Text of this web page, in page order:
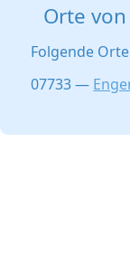
Orte
Folgende
07733 —